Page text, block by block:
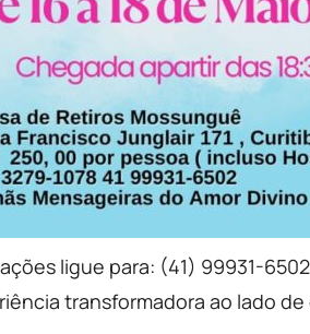
ligue para: (41) 99931-
transformadora ao lado